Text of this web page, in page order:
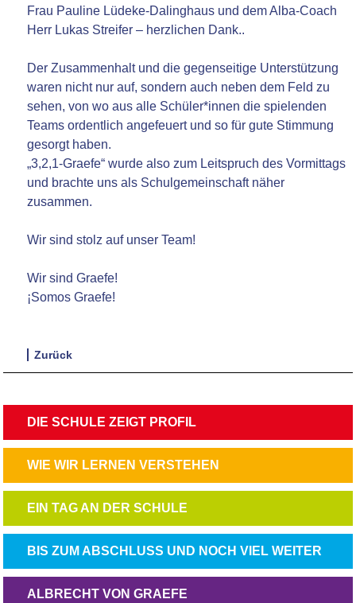
Frau Pauline Lüdeke-Dalinghaus und dem Alba-Coach
Herr Lukas Streifer – herzlichen Dank..
Der Zusammenhalt und die gegenseitige Unterstützung
waren nicht nur auf, sondern auch neben dem Feld zu
sehen, von wo aus alle Schüler*innen die spielenden
Teams ordentlich angefeuert und so für gute Stimmung
gesorgt haben.
„3,2,1-Graefe“ wurde also zum Leitspruch des Vormittags
und brachte uns als Schulgemeinschaft näher
zusammen.
Wir sind stolz auf unser Team!
Wir sind Graefe!
¡Somos Graefe!
Zurück
NAVIGATION
ÜBERSPRINGEN
DIE SCHULE ZEIGT PROFIL
NAVIGATION
ÜBERSPRINGEN
WIE WIR LERNEN VERSTEHEN
NAVIGATION
ÜBERSPRINGEN
EIN TAG AN DER SCHULE
NAVIGATION
ÜBERSPRINGEN
BIS ZUM ABSCHLUSS UND NOCH VIEL WEITER
NAVIGATION
ALBRECHT VON GRAEFE